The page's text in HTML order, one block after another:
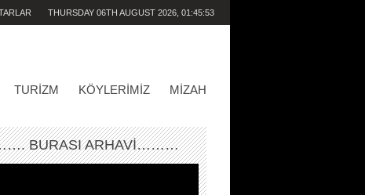
THURSDAY 06TH AUGUST 2026, 01:45:53
TURIZM KÖYLERIMIZ MIZAH
BURASI ARHAVİ………